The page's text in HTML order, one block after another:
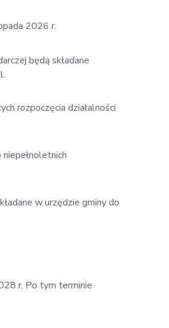
2026 r.
będą składane
rozpoczęcia działalności
w urzędzie gminy do
r. Po tym terminie